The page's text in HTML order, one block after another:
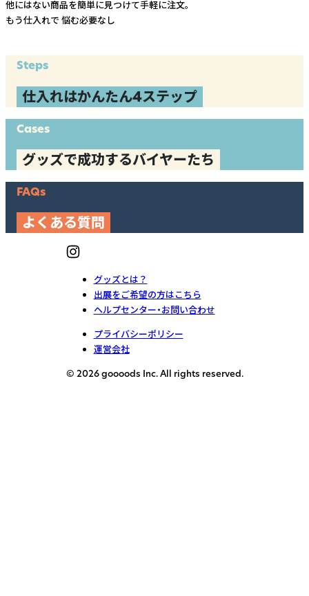
他にはない商品を簡単に見つけて手軽に注文。
もう仕入れで 悩む必要なし
Steps
仕入れはかんたん4ステップ
Cases
グッズで成功するバイヤーたち
FAQs
よくある質問
グッズとは？
出展をご希望の方はこちら
ヘルプセンター・お問い合わせ
プライバシーポリシー
運営会社
© 2026 goooods Inc. All rights reserved.